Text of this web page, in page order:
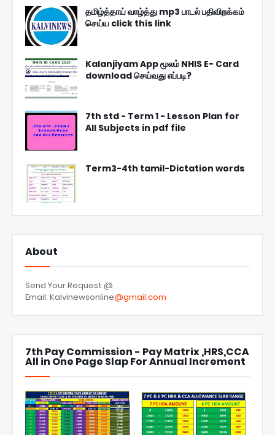
தமிழ்த்தாய் வாழ்த்து mp3 பாடல் பதிவிறக்கம்
செய்ய click this link
Kalanjiyam App மூலம் NHIS E- Card
download செய்வது எப்படி?
7th std - Term 1 - Lesson Plan for
All Subjects in pdf file
Term3-4th tamil-Dictation words
About
Send Your Request @
Email: Kalvinewsonline@gmail.com
7th Pay Commission - Pay Matrix ,HRS,CCA
All in One Page Slap For Annual Increment